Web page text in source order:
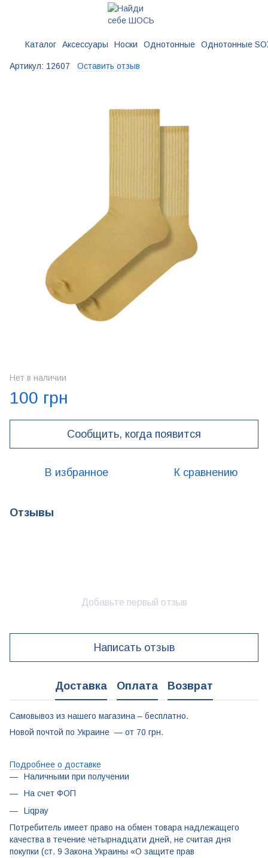
Каталог Аксессуары Носки Однотонные Однотонные
Артикул: 12607 Оставить отзыв
Нет в наличии
100 грн
Сообщить, когда появится
В избранное К сравнению
Отзывы
Добавьте первый отзыв
Написать отзыв
Доставка Оплата Возврат
Самовывоз из нашего магазина – бесплатно.
Новой почтой по Украине — от 70 грн.
Подробнее о доставке
Наличными при получении
На счет ФОП
Liqpay
Потребитель имеет право на обмен товара надлежащего
качества в течение четырнадцати дней, не считая дня
покупки (ст. 9 Закона Украины «О защите прав